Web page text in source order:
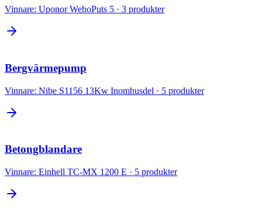
Vinnare: Uponor WehoPuts 5 · 3 produkter
Bergvärmepump
Vinnare: Nibe S1156 13Kw Inomhusdel · 5 produkter
Betongblandare
Vinnare: Einhell TC-MX 1200 E · 5 produkter